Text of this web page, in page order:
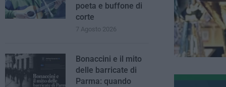
poeta e buffone di
corte
7 Agosto 2026
Bonaccini e il mito
delle barricate di
Parma: quando